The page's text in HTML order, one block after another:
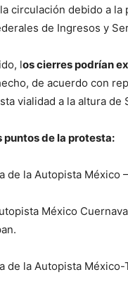
circulación debido a
de Ingresos y
los cierres podrían
de acuerdo con
vialidad a la altura de
puntos de la protesta:
de la Autopista México
México
de la Autopista México-